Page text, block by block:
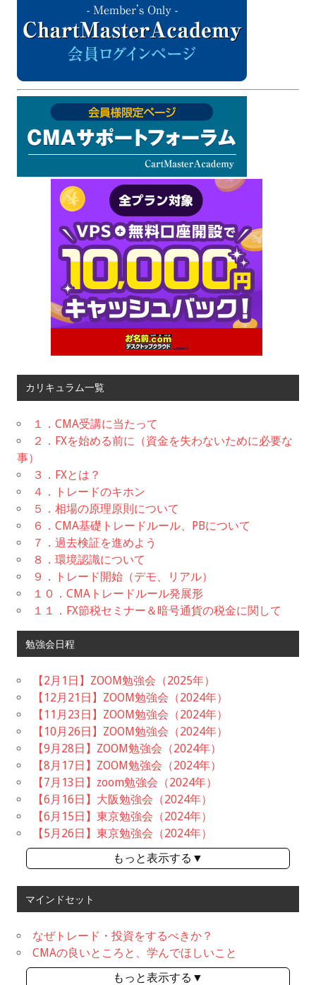
カリキュラム一覧
１．CMA受講に当たって
２．FXを始める前に（資金を失わないために必要な
事）
３．FXとは？
４．トレードのキホン
５．相場の原理原則について
６．CMA基礎トレードルール、PBについて
７．過去検証を進めよう
８．環境認識について
９．トレード開始（デモ、リアル）
１０．CMAトレードルール発展形
１１．FX節税セミナー＆暗号通貨の税金に関して
勉強会日程
【2月1日】ZOOM勉強会（2025年）
【12月21日】ZOOM勉強会（2024年）
【11月23日】ZOOM勉強会（2024年）
【10月26日】ZOOM勉強会（2024年）
【9月28日】ZOOM勉強会（2024年）
【8月17日】ZOOM勉強会（2024年）
【7月13日】zoom勉強会（2024年）
【6月16日】大阪勉強会（2024年）
【6月15日】東京勉強会（2024年）
【5月26日】東京勉強会（2024年）
もっと表示する▼
マインドセット
なぜトレード・投資をするべきか？
CMAの良いところと、学んでほしいこと
もっと表示する▼